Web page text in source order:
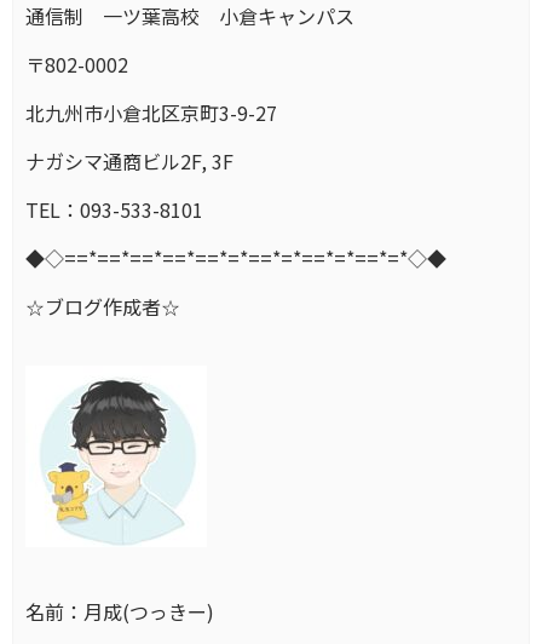
通信制 一ツ葉高校 小倉キャンパス
〒802-0002
北九州市小倉北区京町3-9-27
ナガシマ通商ビル2F, 3F
TEL：093-533-8101
◆◇==*==*==*==*==*=*==*=*==*=*==*=*◇◆
☆ブログ作成者☆
名前：月成(つっきー)